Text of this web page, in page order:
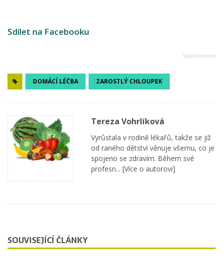
Sdílet na Facebooku
DOMÁCÍ LÉČBA ZAROSTLÝ CHLOUPEK
Tereza Vohrlíková
Vyrůstala v rodině lékařů, takže se již
od raného dětství věnuje všemu, co je
spojeno se zdravím. Během své
profesn... [Více o autorovi]
SOUVISEJÍCÍ ČLÁNKY